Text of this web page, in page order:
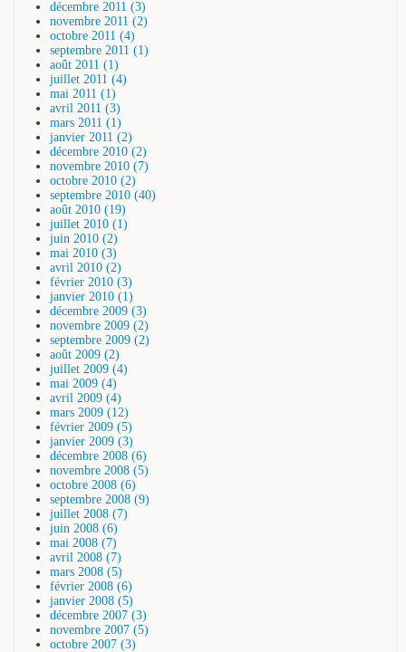
décembre 2011 (3)
novembre 2011 (2)
octobre 2011 (4)
septembre 2011 (1)
août 2011 (1)
juillet 2011 (4)
mai 2011 (1)
avril 2011 (3)
mars 2011 (1)
janvier 2011 (2)
décembre 2010 (2)
novembre 2010 (7)
octobre 2010 (2)
septembre 2010 (40)
août 2010 (19)
juillet 2010 (1)
juin 2010 (2)
mai 2010 (3)
avril 2010 (2)
février 2010 (3)
janvier 2010 (1)
décembre 2009 (3)
novembre 2009 (2)
septembre 2009 (2)
août 2009 (2)
juillet 2009 (4)
mai 2009 (4)
avril 2009 (4)
mars 2009 (12)
février 2009 (5)
janvier 2009 (3)
décembre 2008 (6)
novembre 2008 (5)
octobre 2008 (6)
septembre 2008 (9)
juillet 2008 (7)
juin 2008 (6)
mai 2008 (7)
avril 2008 (7)
mars 2008 (5)
février 2008 (6)
janvier 2008 (5)
décembre 2007 (3)
novembre 2007 (5)
octobre 2007 (3)